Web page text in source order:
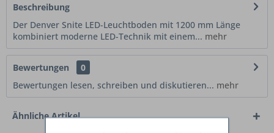
Beschreibung
Der Denver Snite LED-Leuchtboden mit 1200 mm Länge
kombiniert moderne LED-Technik mit einem... mehr
Bewertungen
0
Bewertungen lesen, schreiben und diskutieren... mehr
Ähnliche Artikel